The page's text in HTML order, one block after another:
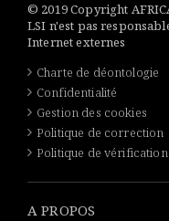
© 2019 Copyright
LSI n'est pas
Internet externes
Charte de déontologie
Confidentialité
Gestion des cookies
Politique de correction
Politique de
A PROPOS